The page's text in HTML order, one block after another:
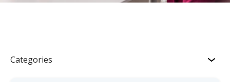
Categories